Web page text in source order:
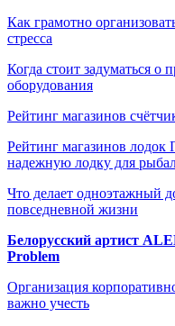
Как грамотно
стресса
Когда стоит задуматься о
оборудования
Рейтинг магазинов
Рейтинг магазинов
надежную лодку для
Что делает одноэтажный
повседневной жизни
Белорусский артист
Problem
Организация
важно учесть